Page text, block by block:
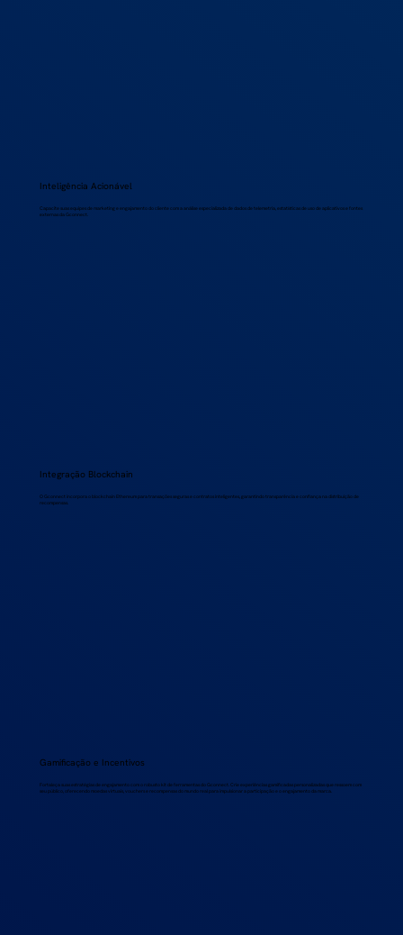
Inteligência Acionável
Capacite suas equipes de marketing e engajamento do cliente com a análise especializada de dados de telemetria, estatísticas de uso de aplicativos e fontes
externas da Gconnect.
Integração Blockchain
O Gconnect incorpora o blockchain Ethereum para transações seguras e contratos inteligentes, garantindo transparência e confiança na distribuição de
recompensas.
Gamificação e Incentivos
Fortaleça suas estratégias de engajamento com o robusto kit de ferramentas do Gconnect. Crie experiências gamificadas personalizadas que ressoem com
seu público, oferecendo moedas virtuais, vouchers e recompensas do mundo real para impulsionar a participação e o engajamento da marca.